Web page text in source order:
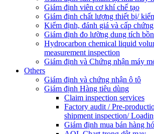
Giám định viên cơ khí chế tạo
Giám định chất lượng thiết bị/
Kiểm định, đánh giá và cấp
Giám định đo lường dung tích
Hydrocarbon chemical liquid
measurement inspection
Giám định và Chứng nhận máy
Others
Giám định và chứng nhận ô tô
Giám định Hàng tiêu dùng
Claim inspection services
Factory audit / Pre-
shipment inspection/
Giám định mua bán hàng